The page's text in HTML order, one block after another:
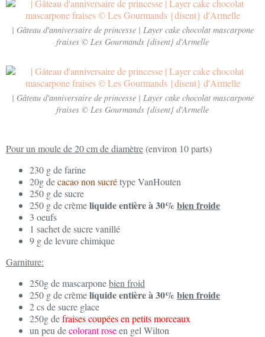
| Gâteau d'anniversaire de princesse | Layer cake chocolat mascarpone
fraises © Les Gourmands {disent} d'Armelle
| Gâteau d'anniversaire de princesse | Layer cake chocolat mascarpone
fraises © Les Gourmands {disent} d'Armelle
Pour un moule de 20 cm de diamètre(environ 10 parts)
230 g de farine
20g decacao non sucrétype VanHouten
250 g de sucre
250 g de crèmeliquide entière à 30% bien froide
3 oeufs
1 sachet de sucre vanillé
9 g de levure chimique
Garniture:
250g de mascarponebien froid
250 g de crèmeliquide entière à 30% bien froide
2 cs de sucre glace
250g defraises coupées en petits morceaux
un peu decolorant roseen gel Wilton